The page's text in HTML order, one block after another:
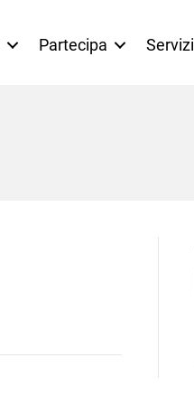
Partecipa Servizi